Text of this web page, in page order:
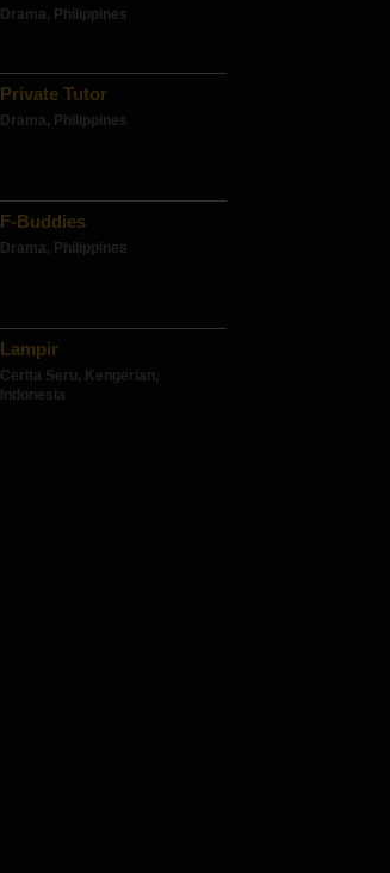
Drama, Philippines
Private Tutor
Drama, Philippines
F-Buddies
Drama, Philippines
Lampir
Cerita Seru, Kengerian,
Indonesia